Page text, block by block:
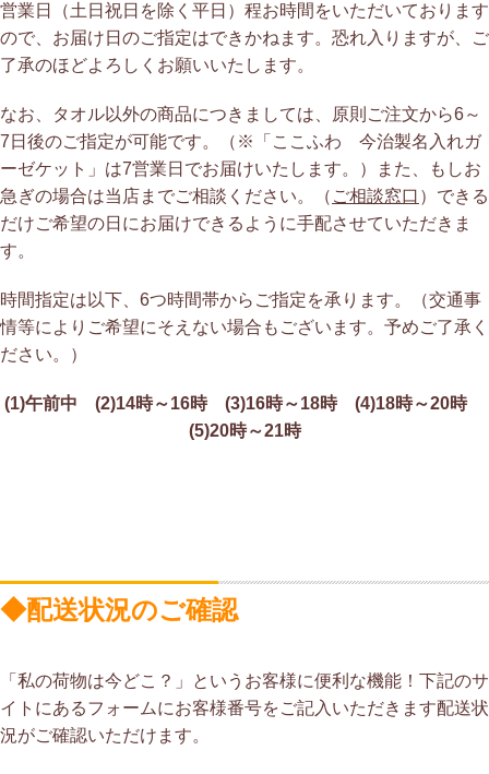
営業日（土日祝日を除く平日）程お時間をいただいております
ので、お届け日のご指定はできかねます。恐れ入りますが、ご
了承のほどよろしくお願いいたします。
なお、タオル以外の商品につきましては、原則ご注文から6～
7日後のご指定が可能です。（※「ここふわ 今治製名入れガ
ーゼケット」は7営業日でお届けいたします。）また、もしお
急ぎの場合は当店までご相談ください。（ ご相談窓口 ）できる
だけご希望の日にお届けできるように手配させていただきま
す。
時間指定は以下、6つ時間帯からご指定を承ります。（交通事
情等によりご希望にそえない場合もございます。予めご了承く
ださい。）
(1)午前中 (2)14時～16時 (3)16時～18時 (4)18時～20時
(5)20時～21時
◆配送状況のご確認
「私の荷物は今どこ？」というお客様に便利な機能！下記のサ
イトにあるフォームにお客様番号をご記入いただきます配送状
況がご確認いただけます。